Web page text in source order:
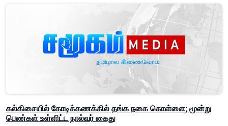
கல்கிசையில் கோடிக்கணக்கில் தங்க நகை கொள்ளை; மூன்று
பெண்கள் உள்ளிட்ட நால்வர் கைது